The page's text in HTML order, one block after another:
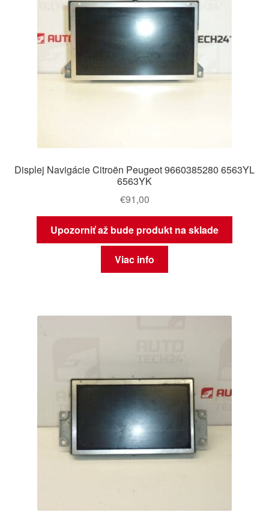
Displej Navigácie Citroën Peugeot 9660385280 6563YL
6563YK
€91,00
Upozorniť až bude produkt na sklade
Viac info